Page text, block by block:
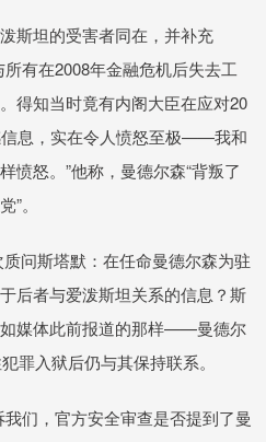
斯坦的受害者同在，并补充
有在2008年金融危机后失去工
得知当时竟有内阁大臣在应对20
息，实在令人愤怒至极——我和
愤怒。”他称，曼德尔森“背叛了
。
问斯塔默：在任命曼德尔森为驻
后者与爱泼斯坦关系的信息？斯
媒体此前报道的那样——曼德尔
罪入狱后仍与其保持联系。
们，官方安全审查是否提到了曼